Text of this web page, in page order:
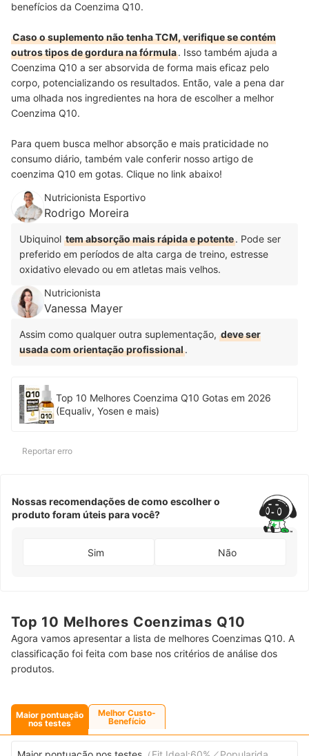
benefícios da Coenzima Q10.
Caso o suplemento não tenha TCM, verifique se contém
outros tipos de gordura na fórmula. Isso também ajuda a
Coenzima Q10 a ser absorvida de forma mais eficaz pelo
corpo, potencializando os resultados. Então, vale a pena dar
uma olhada nos ingredientes na hora de escolher a melhor
Coenzima Q10.
Para quem busca melhor absorção e mais praticidade no
consumo diário, também vale conferir nosso artigo de
coenzima Q10 em gotas. Clique no link abaixo!
Nutricionista Esportivo
Rodrigo Moreira
Ubiquinol tem absorção mais rápida e potente. Pode ser
preferido em períodos de alta carga de treino, estresse
oxidativo elevado ou em atletas mais velhos.
Nutricionista
Vanessa Mayer
Assim como qualquer outra suplementação, deve ser
usada com orientação profissional.
Top 10 Melhores Coenzima Q10 Gotas em 2026
(Equaliv, Yosen e mais)
Reportar erro
Nossas recomendações de como escolher o
produto foram úteis para você?
Sim Não
Top 10 Melhores Coenzimas Q10
Agora vamos apresentar a lista de melhores Coenzimas Q10. A
classificação foi feita com base nos critérios de análise dos
produtos.
Maior pontuação
nos testes
Melhor Custo-
Benefício